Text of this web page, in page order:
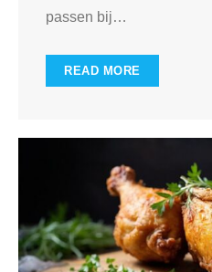
passen bij…
READ MORE